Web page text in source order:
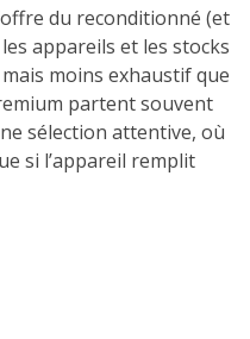
du reconditionné (et
appareils et les stocks
moins exhaustif que
partent souvent
sélection attentive, où
si l’appareil remplit